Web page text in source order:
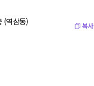
(역삼동) 복사